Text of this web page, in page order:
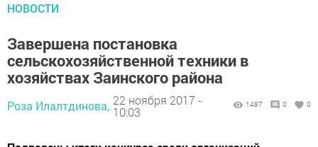
НОВОСТИ
Завершена постановка
сельскохозяйственной техники в
хозяйствах Заинского района
Роза Илалтдинова, 22 ноября 2017 -
10:03
1487 0 0